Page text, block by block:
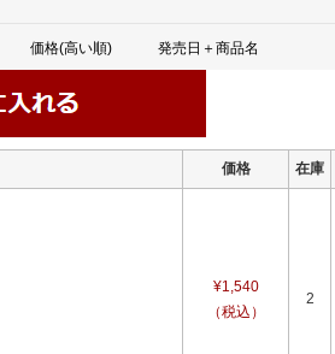
価格(高い順) 発売日＋商品名
価格 在庫
¥1,540
（税込）
2